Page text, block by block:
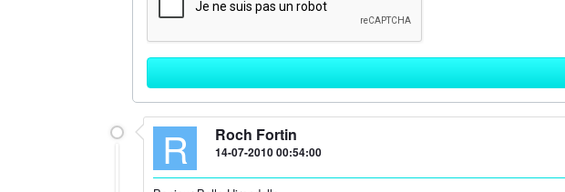
R Roch Fortin
14-07-2010 00:54:00